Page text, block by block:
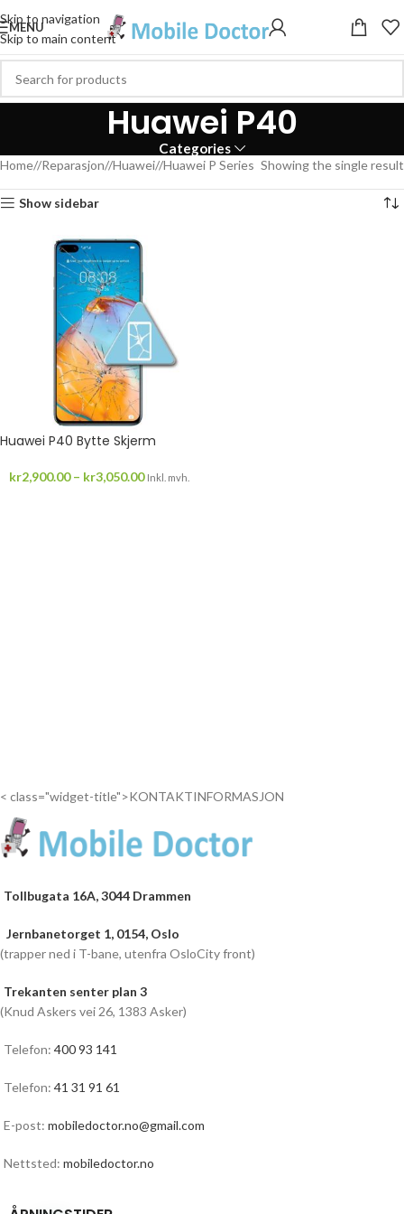
Skip to navigation
Skip to main content
MENU
Huawei P40
Categories
Home/ Reparasjon/ Huawei/ Huawei P Series Showing the single result
Show sidebar
Huawei P40 Bytte Skjerm
kr2,900.00 – kr3,050.00 Inkl. mvh.
< class="widget-title">KONTAKTINFORMASJON
Tollbugata 16A, 3044 Drammen
Jernbanetorget 1, 0154, Oslo
(trapper ned i T-bane, utenfra OsloCity front)
Trekanten senter plan 3
(Knud Askers vei 26, 1383 Asker)
Telefon: 400 93 141
Telefon: 41 31 91 61
E-post: mobiledoctor.no@gmail.com
Nettsted: mobiledoctor.no